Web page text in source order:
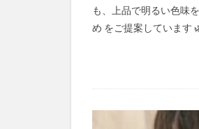
も、上品で明るい色味
め をご提案しています